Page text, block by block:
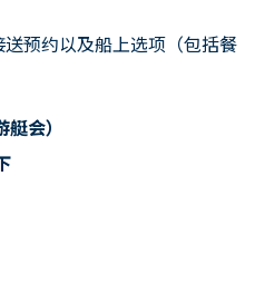
预约以及船上选项（包括餐
会）